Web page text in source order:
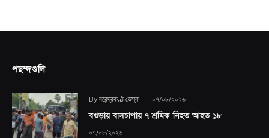
পছন্দগুলি
By বরেন্দ্রকণ্ঠ ডেস্ক ০৭/০৮/২০২৬
বগুড়ায় বাসচাপায় ৭ শ্রমিক নিহত আহত ১৮
০৭/০৮/২০২৬